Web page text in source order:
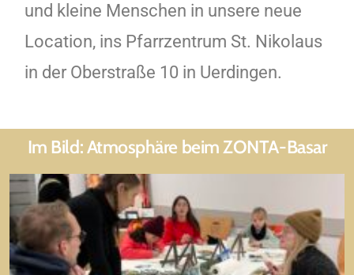
und kleine Menschen in unsere neue
Location, ins Pfarrzentrum St. Nikolaus
in der Oberstraße 10 in Uerdingen.
Im Bild: Atmosphäre beim ZONTA-Basar